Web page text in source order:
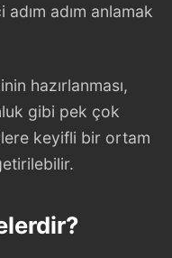
adım anlamak
hazırlanması,
gibi pek çok
keyifli bir ortam